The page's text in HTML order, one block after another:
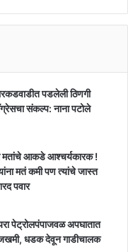
पडलेली ठिणगी
संकल्प: नाना पटोले
मतांचे आकडे आश्चर्यकारक !
मतं कमी पण त्यांचे जास्त
पवार
पेट्रोलपंपाजवळ अपघातात
धडक देवून गाडीचालक